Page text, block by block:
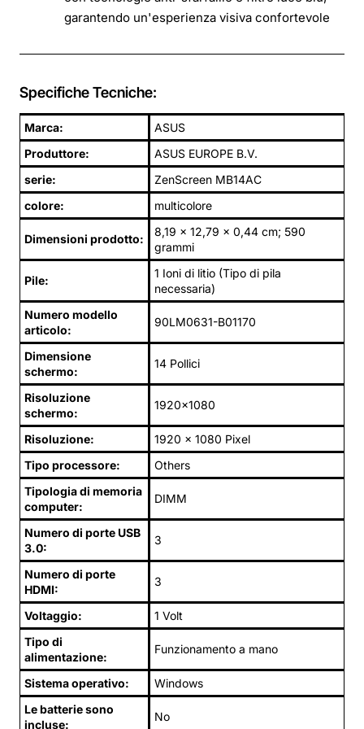
garantendo un'esperienza visiva confortevole
Specifiche Tecniche:
Marca:
ASUS
Produttore:
ASUS EUROPE B.V.
serie:
ZenScreen MB14AC
colore:
multicolore
Dimensioni prodotto:
8,19 x 12,79 x 0,44 cm; 590
grammi
Pile:
1 Ioni di litio (Tipo di pila
necessaria)
Numero modello
articolo:
90LM0631-B01170
Dimensione
schermo:
14 Pollici
Risoluzione
schermo:
1920x1080
Risoluzione:
1920 x 1080 Pixel
Tipo processore:
Others
Tipologia di memoria
computer:
DIMM
Numero di porte USB
3.0:
3
Numero di porte
HDMI:
3
Voltaggio:
1 Volt
Tipo di
alimentazione:
Funzionamento a mano
Sistema operativo:
Windows
Le batterie sono
incluse:
No